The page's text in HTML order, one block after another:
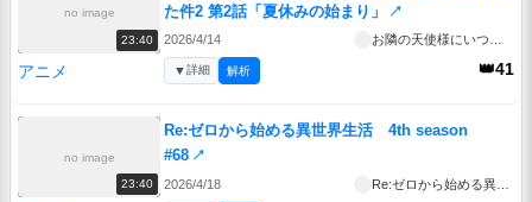
no image
23:40
た件2 第2話「夏休みの始まり」
↗
2026/4/14
アニメ 👑41
▼詳細 解析
no image
23:40
Re:ゼロから始める異世界生活 4th season
#68 ↗
2026/4/18